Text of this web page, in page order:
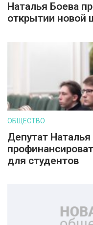
Наталья Боева
открытии новой
ОБЩЕСТВО
Депутат
для студентов